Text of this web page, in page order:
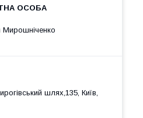
шлях,135, Київ,